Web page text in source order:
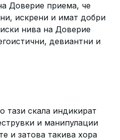
Доверие приема, че
искрени и имат добри
нива на Доверие
девиантни и
тази скала индикират
и манипулации
и затова такива хора